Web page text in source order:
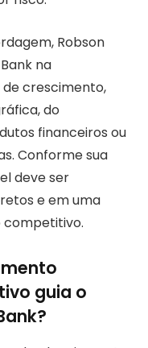
Robson
na
crescimento,
do
financeiros ou
Conforme sua
deve ser
e em uma
guia o